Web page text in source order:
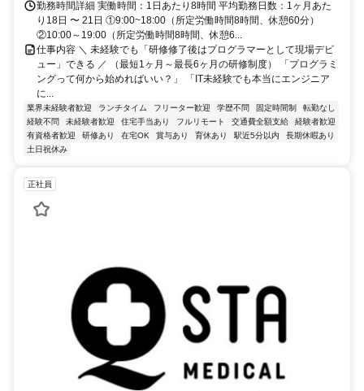
勤務時間詳細 実働時間：1日あたり8時間 平均勤務日数：1ヶ月あた
り18日 〜 21日 ①9:00~18:00（所定労働時間8時間、休憩60分）
②10:00～19:00（所定労働時間8時間、休憩6...
仕事内容 ＼ 未経験でも「研修修了後はプログラマーとして現場デビ
ュー」できる ／ （最短1ヶ月～最長6ヶ月の研修制度） 「プログラミ
ングって何から始めればいい？」 「IT未経験でも本当にエンジニア
に...
業界未経験者歓迎 ランチタイム フリーター歓迎 学歴不問 固定時間制
転勤なし
経験不問
未経験者歓迎 住宅手当あり フルリモート 交通費全額支給
経験者歓迎
有資格者歓迎
研修あり 在宅OK 賞与あり 育休あり 駅近5分以内
長期休暇あり
土日祝休み
正社員